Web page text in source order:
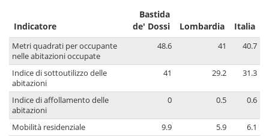
Indicatore
Bastida
de' Dossi
Lombardia Italia
Metri quadrati per occupante
nelle abitazioni occupate
48.6 41 40.7
Indice di sottoutilizzo delle
abitazioni
41 29.2 31.3
Indice di affollamento delle
abitazioni
0 0.5 0.6
Mobilità residenziale 9.9 5.9 6.1